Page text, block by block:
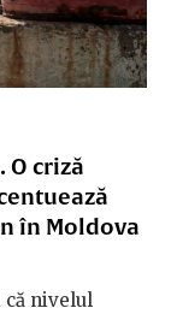
O criză
în Moldova
că nivelul